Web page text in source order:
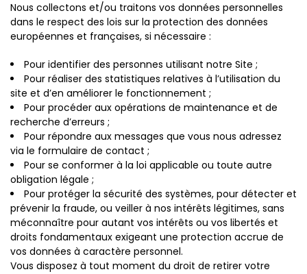
Nous collectons et/ou traitons vos données personnelles
dans le respect des lois sur la protection des données
européennes et françaises, si nécessaire :
Pour identifier des personnes utilisant notre Site ;
Pour réaliser des statistiques relatives à l’utilisation du
site et d’en améliorer le fonctionnement ;
Pour procéder aux opérations de maintenance et de
recherche d’erreurs ;
Pour répondre aux messages que vous nous adressez
via le formulaire de contact ;
Pour se conformer à la loi applicable ou toute autre
obligation légale ;
Pour protéger la sécurité des systèmes, pour détecter et
prévenir la fraude, ou veiller à nos intérêts légitimes, sans
méconnaître pour autant vos intérêts ou vos libertés et
droits fondamentaux exigeant une protection accrue de
vos données à caractère personnel.
Vous disposez à tout moment du droit de retirer votre